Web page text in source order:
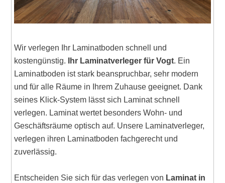
Wir verlegen Ihr Laminatboden schnell und
kostengünstig.
Ihr Laminatverleger für Vogt. Ein
Laminatboden ist stark beanspruchbar, sehr modern
und für alle Räume in Ihrem Zuhause geeignet. Dank
seines Klick-System lässt sich Laminat schnell
verlegen. Laminat wertet besonders Wohn- und
Geschäftsräume optisch auf. Unsere Laminatverleger,
verlegen ihren Laminatboden fachgerecht und
zuverlässig.
Entscheiden Sie sich für das verlegen von Laminat in